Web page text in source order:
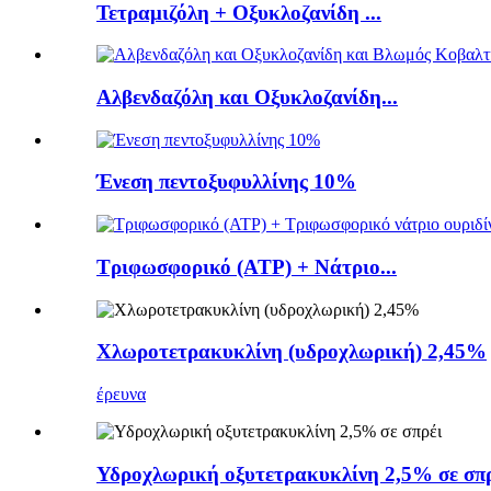
Τετραμιζόλη + Οξυκλοζανίδη ...
Αλβενδαζόλη και Οξυκλοζανίδη...
Ένεση πεντοξυφυλλίνης 10%
Τριφωσφορικό (ATP) + Νάτριο...
Χλωροτετρακυκλίνη (υδροχλωρική) 2,45%
έρευνα
Υδροχλωρική οξυτετρακυκλίνη 2,5% σε